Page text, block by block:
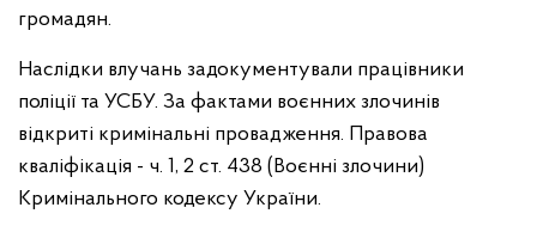
громадян.
Наслідки влучань задокументували працівники
поліції та УСБУ. За фактами воєнних злочинів
відкриті кримінальні провадження. Правова
кваліфікація - ч. 1, 2 ст. 438 (Воєнні злочини)
Кримінального кодексу України.